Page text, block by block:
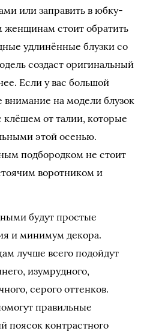
или заправить в юбку-
стоит обратить
удлинённые блузки со
создаст оригинальный
Если у вас большой
внимание на модели блузок
клёшем от талии, которые
этой осенью.
подбородком не стоит
воротником и
будут простые
и минимум декора.
лучше всего подойдут
изумрудного,
серого оттенков.
правильные
поясок контрастного